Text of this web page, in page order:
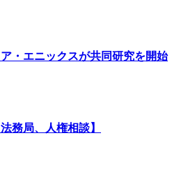
・エニックスが共同研究を開始
務局、人権相談】